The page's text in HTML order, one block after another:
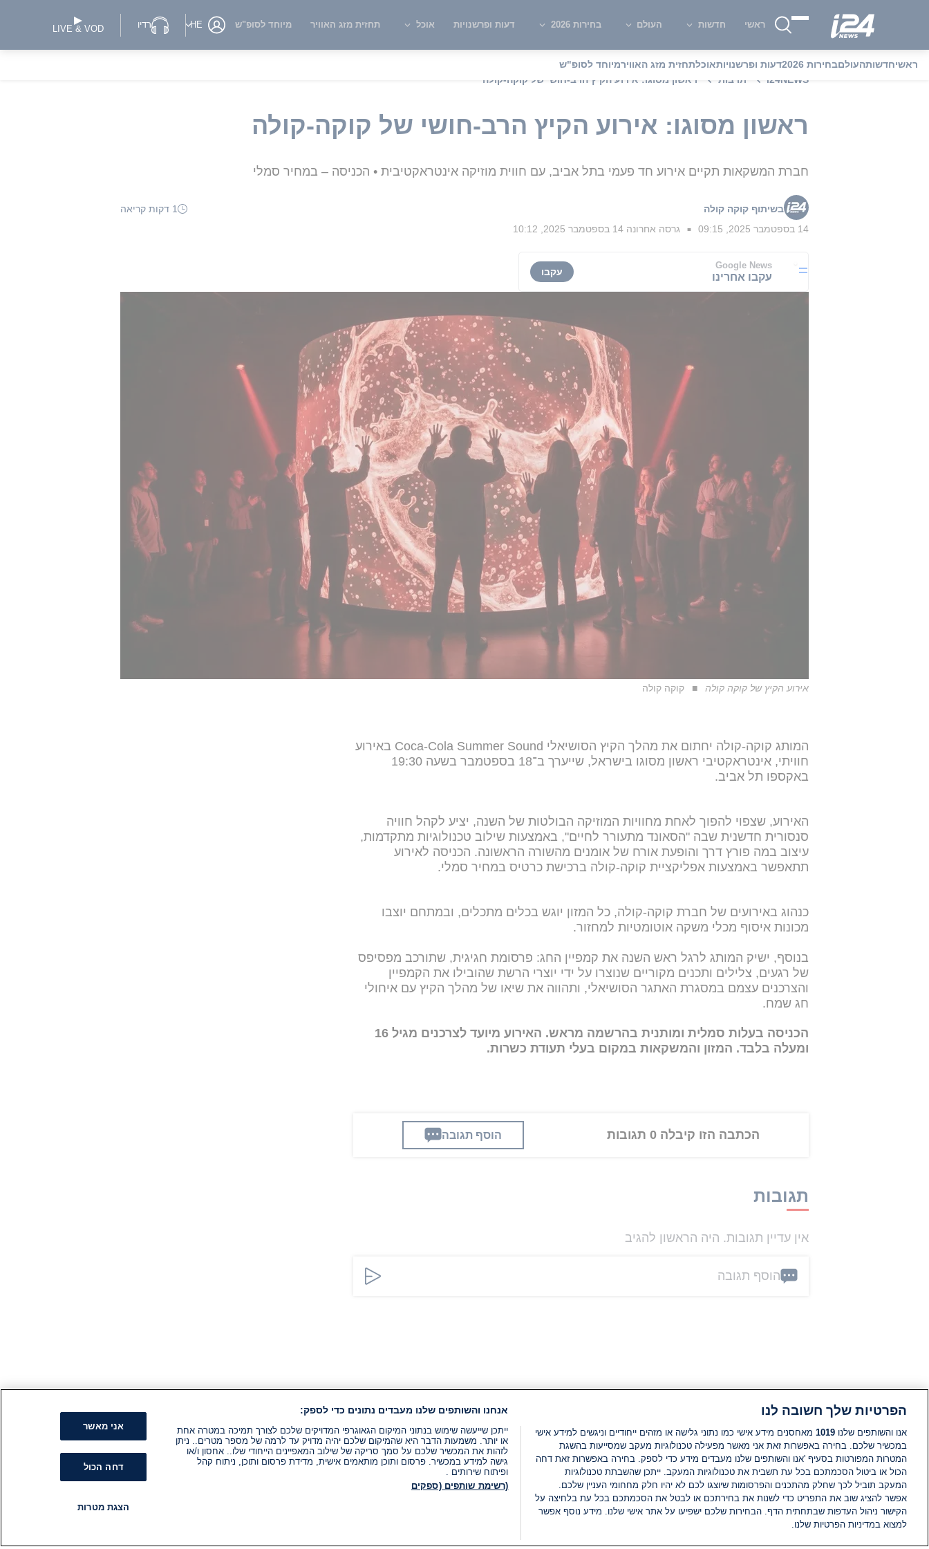
ראשי חדשות העולם בחירות 2026 דעות ופרשנויות אוכל תחזית מזג האוויר מיוחד לסופ"ש HE רדיו LIVE & VOD
ראשיחדשותהעולםבחירות 2026 דעות ופרשנויותאוכלתחזית מזג האווירמיוחד לסופ"ש
i24NEWS
תרבות ראשון מסוגו: אירוע הקיץ הרב-חושי של קוקה-קולה
ראשון מסוגו: אירוע הקיץ הרב-חושי של קוקה-קולה
חברת המשקאות תקיים אירוע חד פעמי בתל אביב, עם חווית מוזיקה אינטראקטיבית • הכניסה – במחיר סמלי
בשיתוף קוקה קולה
1 דקות קריאה
14 בספטמבר 2025, 09:15
■ גרסה אחרונה 14 בספטמבר 2025, 10:12
Google News
עקבו אחרינו עקבו
אירוע הקיץ של קוקה קולה קוקה קולה
המותג קוקה-קולה יחתום את מהלך הקיץ הסושיאלי Coca-Cola Summer Sound באירוע
חוויתי, אינטראקטיבי ראשון מסוגו בישראל, שייערך ב־18 בספטמבר בשעה 19:30
באקספו תל אביב.
האירוע, שצפוי להפוך לאחת מחוויות המוזיקה הבולטות של השנה, יציע לקהל חוויה
סנסורית חדשנית שבה "הסאונד מתעורר לחיים", באמצעות שילוב טכנולוגיות מתקדמות,
עיצוב במה פורץ דרך והופעת אורח של אומנים מהשורה הראשונה. הכניסה לאירוע
תתאפשר באמצעות אפליקציית קוקה-קולה ברכישת כרטיס במחיר סמלי.
כנהוג באירועים של חברת קוקה-קולה, כל המזון יוגש בכלים מתכלים, ובמתחם יוצבו
מכונות איסוף מכלי משקה אוטומטיות למחזור.
בנוסף, ישיק המותג לרגל ראש השנה את קמפיין החג: פרסומת חגיגית, שתורכב מפסיפס
של רגעים, צלילים ותכנים מקוריים שנוצרו על ידי יוצרי הרשת שהובילו את הקמפיין
והצרכנים עצמם במסגרת האתגר הסושיאלי, ותהווה את שיאו של מהלך הקיץ עם איחולי
חג שמח.
הכניסה בעלות סמלית ומותנית בהרשמה מראש.
האירוע מיועד לצרכנים מגיל 16
ומעלה בלבד. המזון והמשקאות במקום בעלי תעודת כשרות.
הכתבה הזו קיבלה 0 תגובות הוסף תגובה
תגובות
אין עדיין תגובות. היה הראשון להגיב
הוסף תגובה
הפרטיות שלך חשובה לנו
אנו והשותפים שלנו 1019 מאחסנים מידע אישי כמו נתוני גלישה או מזהים ייחודיים וניגשים למידע אישי
במכשיר שלכם. בחירה באפשרות זאת אני מאשר מפעילה טכנולוגיות מעקב שמסייעות בהשגת
המטרות המפורטות בסעיף 'אנו והשותפים שלנו מעבדים מידע כדי לספק. בחירה באפשרות זאת דחה
הכול או ביטול הסכמתכם בכל עת תשבית את טכנולוגיות המעקב. ייתכן שהשבתת טכנולוגיות
המעקב תוביל לכך שחלק מהתכנים והפרסומות שיוצגו לכם לא יהיו חלק מחחומי העניין שלכם.
אפשר להציג שוב את התפריט כדי לשנות את בחירתכם או לבטל את הסכמתכם בכל עת בלחיצה על
הקישור ניהול העדפות שבתחתית הדף. הבחירות שלכם ישפיעו על אתר אישי שלנו. מידע נוסף אפשר
למצוא במדיניות הפרטיות שלנו.
אנחנו והשותפים שלנו מעבדים נתונים כדי לספק:
ייתכן שייעשה שימוש בנתוני המיקום הגאוגרפי המדויקים שלכם לצורך תמיכה במטרה אחת
או יותר. משמעות הדבר היא שהמיקום שלכם יהיה מדויק עד לרמה של מספר מטרים.. ניתן
לזהות את המכשיר שלכם על סמך סריקה של שילוב המאפיינים הייחודי שלו.. אחסון ו/או
גישה למידע במכשיר. פרסום ותוכן מותאמים אישית, מדידת פרסום ותוכן, ניתוח קהל
ופיתוח שירותים .
(רשימת שותפים (ספקים
אני מאשר
דחה הכול
הצגת מטרות